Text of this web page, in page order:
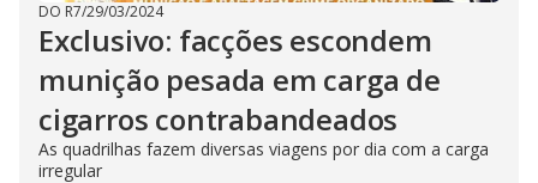
DO R7/29/03/2024
Exclusivo: facções escondem
munição pesada em carga de
cigarros contrabandeados
As quadrilhas fazem diversas viagens por dia com a carga
irregular